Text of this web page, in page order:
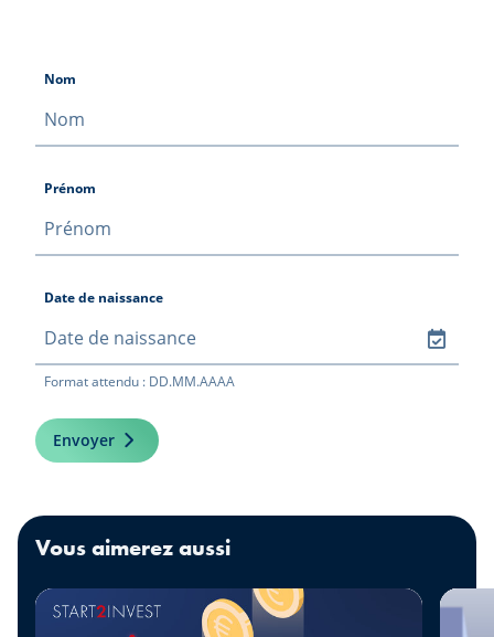
Nom
Prénom
Date de naissance
Format attendu : DD.MM.AAAA
Envoyer
Vous aimerez aussi